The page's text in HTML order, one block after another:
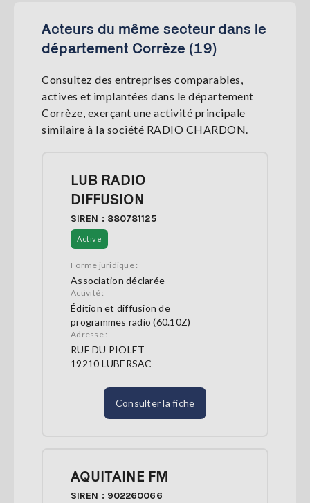
Acteurs du même secteur dans le
département Corrèze (19)
Consultez des entreprises comparables,
actives et implantées dans le département
Corrèze, exerçant une activité principale
similaire à la société RADIO CHARDON.
LUB RADIO
DIFFUSION
SIREN : 880781125
Active
Forme juridique :
Association déclarée
Activité :
Édition et diffusion de
programmes radio (60.10Z)
Adresse :
RUE DU PIOLET
19210 LUBERSAC
Consulter la fiche
AQUITAINE FM
SIREN : 902260066